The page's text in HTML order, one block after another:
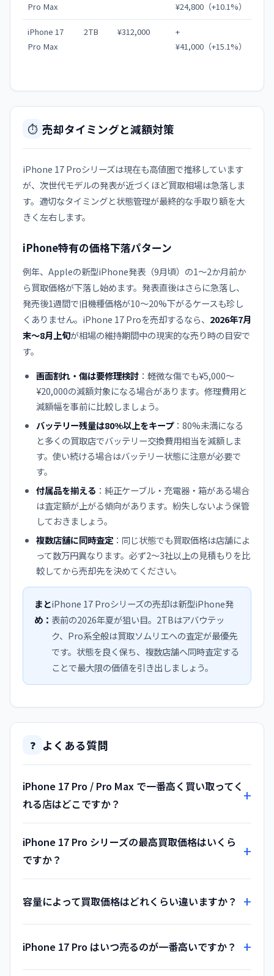
Pro Max
¥24,800（+10.1%）
iPhone 17
Pro Max
2TB ¥312,000
+
¥41,000（+15.1%）
⏱️ 売却タイミングと減額対策
iPhone 17 Proシリーズは現在も高値圏で推移しています
が、次世代モデルの発表が近づくほど買取相場は急落しま
す。適切なタイミングと状態管理が最終的な手取り額を大
きく左右します。
iPhone特有の価格下落パターン
例年、Appleの新型iPhone発表（9月頃）の1〜2か月前か
ら買取価格が下落し始めます。発表直後はさらに急落し、
発売後1週間で旧機種価格が10〜20%下がるケースも珍し
くありません。iPhone 17 Proを売却するなら、 2026年7月
末〜8月上旬が相場の維持期間中の現実的な売り時の目安で
す。
画面割れ・傷は要修理検討 ：軽微な傷でも¥5,000〜
¥20,000の減額対象になる場合があります。修理費用と
減額幅を事前に比較しましょう。
バッテリー残量は80%以上をキープ：80%未満になる
と多くの買取店でバッテリー交換費用相当を減額しま
す。使い続ける場合はバッテリー状態に注意が必要で
す。
付属品を揃える ：純正ケーブル・充電器・箱がある場合
は査定額が上がる傾向があります。紛失しないよう保管
しておきましょう。
複数店舗に同時査定 ：同じ状態でも買取価格は店舗によ
って数万円異なります。必ず2〜3社以上の見積もりを比
較してから売却先を決めてください。
まと
め：
iPhone 17 Proシリーズの売却は新型iPhone発
表前の2026年夏が狙い目。2TBはアバウテッ
ク、Pro系全般は買取ソムリエへの査定が最優先
です。状態を良く保ち、複数店舗へ同時査定する
ことで最大限の価値を引き出しましょう。
❓ よくある質問
iPhone 17 Pro / Pro Max で一番高く買い取ってく
れる店はどこですか？
iPhone 17 Pro シリーズの最高買取価格はいくら
ですか？
容量によって買取価格はどれくらい違いますか？
iPhone 17 Pro はいつ売るのが一番高いですか？